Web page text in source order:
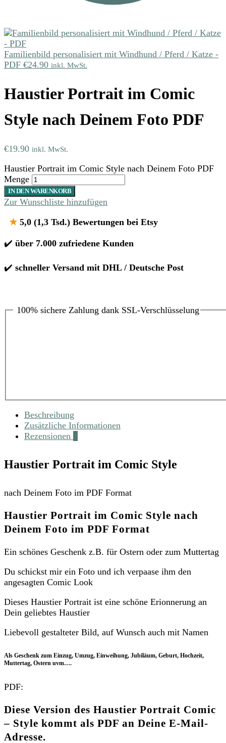
Familienbild personalisiert mit Windhund / Pferd / Katze -
PDF €24.90 inkl. MwSt.
Haustier Portrait im Comic
Style nach Deinem Foto PDF
€19.90 inkl. MwSt.
Haustier Portrait im Comic Style nach Deinem Foto PDF
Menge
IN DEN WARENKORB
Zur Wunschliste hinzufügen
★ 5,0 (1,3 Tsd.) Bewertungen bei Etsy
✔️ über 7.000 zufriedene Kunden
✔️ schneller Versand mit DHL / Deutsche Post
100% sichere Zahlung dank SSL-Verschlüsselung
Beschreibung
Zusätzliche Informationen
Rezensionen
Haustier Portrait im Comic Style
nach Deinem Foto im PDF Format
Haustier Portrait im Comic Style nach
Deinem Foto im PDF Format
Ein schönes Geschenk z.B. für Ostern oder zum Muttertag
Du schickst mir ein Foto und ich verpaase ihm den
angesagten Comic Look
Dieses Haustier Portrait ist eine schöne Erionnerung an
Dein geliebtes Haustier
Liebevoll gestalteter Bild, auf Wunsch auch mit Namen
Als Geschenk zum Einzug, Umzug, Einweihung, Jubiläum, Geburt, Hochzeit,
Muttertag, Ostern uvm….
PDF:
Diese Version des Haustier Portrait Comic
– Style kommt als PDF an Deine E-Mail-
Adresse.